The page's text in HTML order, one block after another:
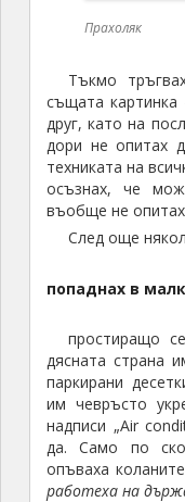
Прахоляк
Тъкмо
същата
друг, като на
дори не опитах
техниката на
осъзнах, че
въобще не
След още
попаднах в
простиращо
дясната страна
паркирани
им чевръсто
надписи „Air
да. Само по
опъваха
работеха на